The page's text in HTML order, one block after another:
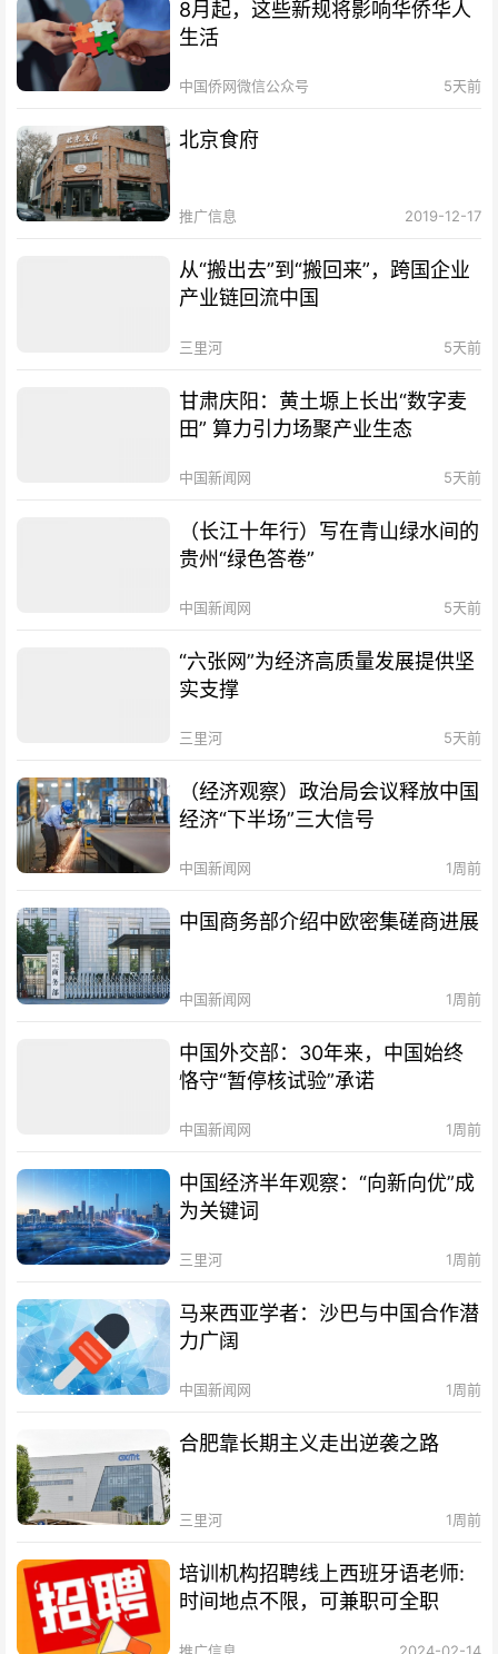
8月起，这些新规将影响华侨华人
生活
中国侨网微信公众号 5天前
北京食府
推广信息 2019-12-17
从“搬出去”到“搬回来”，跨国企业
产业链回流中国
三里河 5天前
甘肃庆阳：黄土塬上长出“数字麦
田” 算力引力场聚产业生态
中国新闻网 5天前
（长江十年行）写在青山绿水间的
贵州“绿色答卷”
中国新闻网 5天前
“六张网”为经济高质量发展提供坚
实支撑
三里河 5天前
（经济观察）政治局会议释放中国
经济“下半场”三大信号
中国新闻网 1周前
中国商务部介绍中欧密集磋商进展
中国新闻网 1周前
中国外交部：30年来，中国始终
恪守“暂停核试验”承诺
中国新闻网 1周前
中国经济半年观察：“向新向优”成
为关键词
三里河 1周前
马来西亚学者：沙巴与中国合作潜
力广阔
中国新闻网 1周前
合肥靠长期主义走出逆袭之路
三里河 1周前
培训机构招聘线上西班牙语老师:
时间地点不限，可兼职可全职
推广信息 2024-02-14